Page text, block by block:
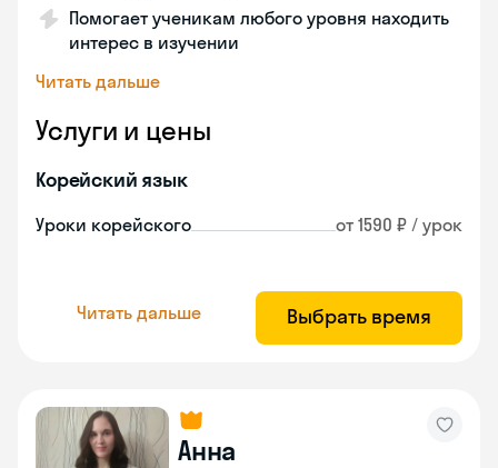
Помогает ученикам любого уровня находить
интерес в изучении
Читать дальше
Услуги и цены
Корейский язык
Уроки корейского от 1590 ₽ / урок
Читать дальше Выбрать время
Анна